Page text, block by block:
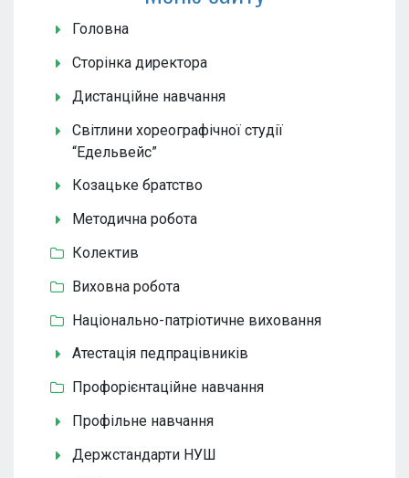
Головна
Сторінка директора
Дистанційне навчання
Світлини хореографічної студії
“Едельвейс”
Козацьке братство
Методична робота
Колектив
Виховна робота
Національно-патріотичне виховання
Атестація педпрацівників
Профорієнтаційне навчання
Профільне навчання
Держстандарти НУШ